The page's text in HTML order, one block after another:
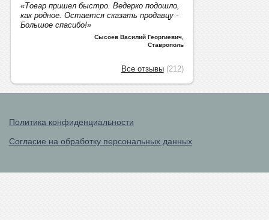
«Товар пришел быстро. Ведерко подошло,
как родное. Остается сказать продавцу -
Большое спасибо!»
Сысоев Василий Георгиевич,
Ставрополь
Все отзывы(212)
Политика конфиденциальности
Согласие на обработку персональных данных